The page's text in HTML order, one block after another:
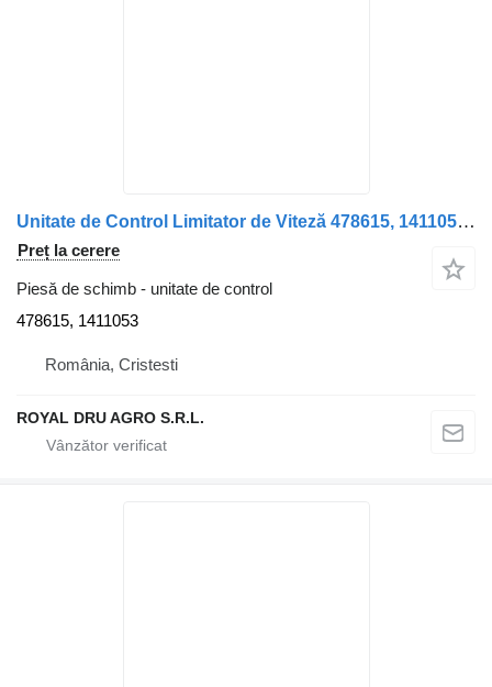
Unitate de Control Limitator de Viteză 478615, 1411053 pentru camion VDO A12 478615 pentru Scania
Preț la cerere
Piesă de schimb - unitate de control
478615, 1411053
România, Cristesti
ROYAL DRU AGRO S.R.L.